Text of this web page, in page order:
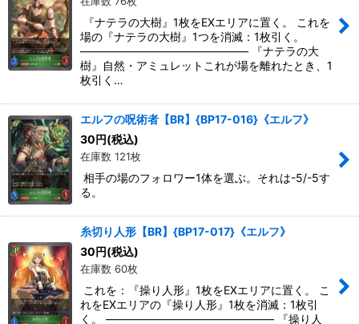
『ナテラの大樹』1枚をEXエリアに置く。 これを
場の『ナテラの大樹』1つを消滅：1枚引く。
――――――――――――――― 『ナテラの大
樹』自然・アミュレットこれが場を離れたとき、1
枚引く…
エルフの呪術者【BR】{BP17-016}《エルフ》
30円(税込)
在庫数 121枚
相手の場のフォロワー1体を選ぶ。それは-5/-5す
る。
糸切り人形【BR】{BP17-017}《エルフ》
30円(税込)
在庫数 60枚
これを：『操り人形』1枚をEXエリアに置く。 こ
れをEXエリアの『操り人形』1枚を消滅：1枚引
く。 ――――――――――――――― 『操り人